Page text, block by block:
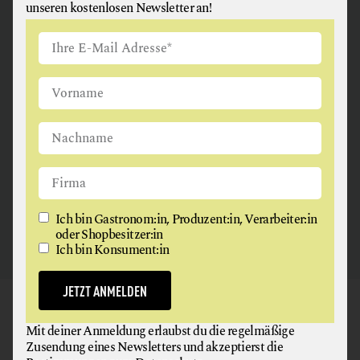
ANGUS & ARTHUR
FLEISCH + FLEISCHERZEUGNISSE
2326 Maria Lanzendorf
GAUMEN HOCH
NEWSLETTER
unseren kostenlosen Newsletter an!
Ich bin Gastronom:in, Produzent:in, Verarbeiter:in
oder Shopbesitzer:in
Ich bin Konsument:in
JETZT ANMELDEN
Mit deiner Anmeldung erlaubst du die regelmäßige
Zusendung eines Newsletters und akzeptierst die